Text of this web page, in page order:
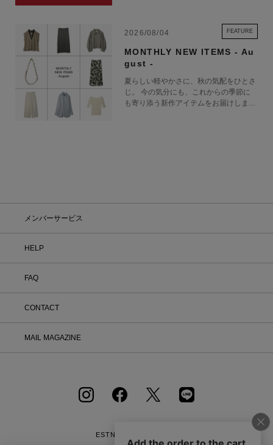
2026/08/04 FEATURE
MONTHLY NEW ITEMS - Au
gust -
夏らしい軽やかさに、秋の気配をひとさ
じ。 今の気分にも、これからの季節に
も寄り添う新作アイテムをお届けしま
メンバーサービス
HELP
FAQ
CONTACT
MAIL MAGAZINE
ESTNATION OFFICIAL